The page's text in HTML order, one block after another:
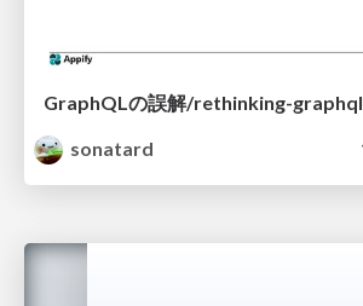
GraphQLの誤解/rethinking-graphql
sonatard